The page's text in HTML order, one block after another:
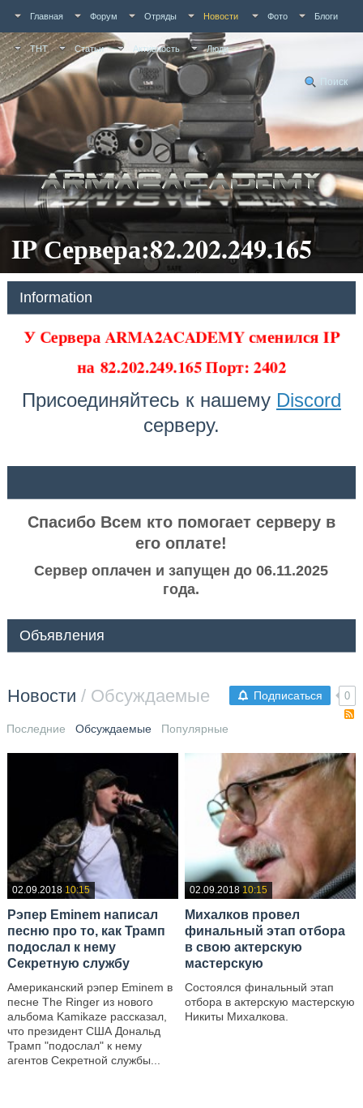
Главная Форум Отряды Новости Фото Блоги
ТНТ Статьи Активность Люди
Поиск
IP Сервера:82.202.249.165
Information
У Сервера ARMA2ACADEMY сменился IP
на 82.202.249.165 Порт: 2402
Присоединяйтесь к нашему Discord
серверу.
Спасибо Всем кто помогает серверу в
его оплате!
Сервер оплачен и запущен до 06.11.2025
года.
Объявления
Подписаться 0
Новости / Обсуждаемые
Последние Обсуждаемые Популярные
02.09.2018 10:15
Рэпер Eminem написал
песню про то, как Трамп
подослал к нему
Секретную службу
Американский рэпер Eminem в
песне The Ringer из нового
альбома Kamikaze рассказал,
что президент США Дональд
Трамп "подослал" к нему
агентов Cекретной службы...
02.09.2018 10:15
Михалков провел
финальный этап отбора
в свою актерскую
мастерскую
Состоялся финальный этап
отбора в актерскую мастерскую
Никиты Михалкова.